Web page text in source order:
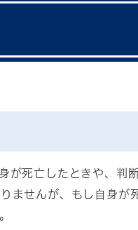
が死亡したときや、判
ませんが、もし自身が